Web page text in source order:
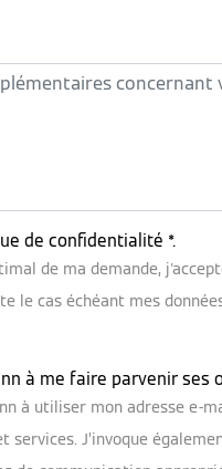
de confidentialité *.
de ma demande,
le cas échéant mes
à me faire parvenir ses
à utiliser mon adresse e-
services. J’invoque